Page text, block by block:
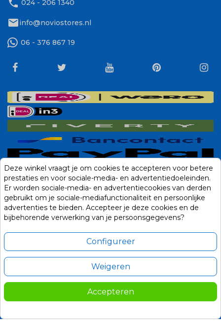
phone 024 - 206 1340
mailinfo@noviostores.nl
06 - 376 867 19
Deze winkel vraagt je om cookies te accepteren voor betere
prestaties en voor sociale-media- en advertentiedoeleinden.
Er worden sociale-media- en advertentiecookies van derden
gebruikt om je sociale-mediafunctionaliteit en persoonlijke
advertenties te bieden. Accepteer je deze cookies en de
bijbehorende verwerking van je persoonsgegevens?
Configureer
Weigeren
Accepteren